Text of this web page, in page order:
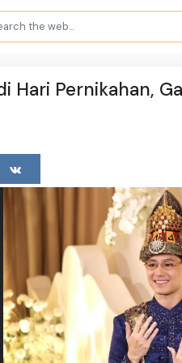
Hari Pernikahan,